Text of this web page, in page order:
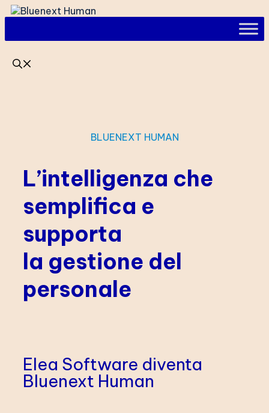
Vai
BLUENEXT HUMAN
L’intelligenza che
semplifica e
supporta
la gestione del
personale
Elea Software diventa
Bluenext Human